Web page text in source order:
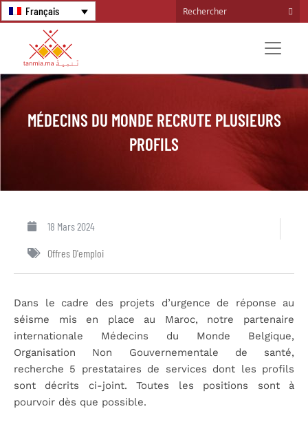
Français
MÉDECINS DU MONDE RECRUTE PLUSIEURS
PROFILS
18 Mars 2024
Offres D'emploi
Dans le cadre des projets d’urgence de réponse au
séisme mis en place au Maroc, notre partenaire
internationale Médecins du Monde Belgique,
Organisation Non Gouvernementale de santé,
recherche 5 prestataires de services dont les profils
sont décrits ci-joint. Toutes les positions sont à
pourvoir dès que possible.